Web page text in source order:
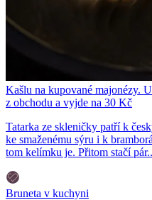
Kašlu na kupované majonézy.
z obchodu a vyjde na 30 Kč
Tatarka ze skleničky patří k
ke smaženému sýru i k
tom kelímku je. Přitom stačí
Bruneta v kuchyni